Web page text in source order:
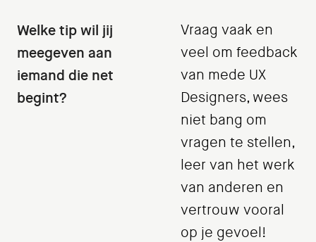
Welke tip wil jij
meegeven aan
iemand die net
begint?
Vraag vaak en
veel om feedback
van mede UX
Designers, wees
niet bang om
vragen te stellen,
leer van het werk
van anderen en
vertrouw vooral
op je gevoel!